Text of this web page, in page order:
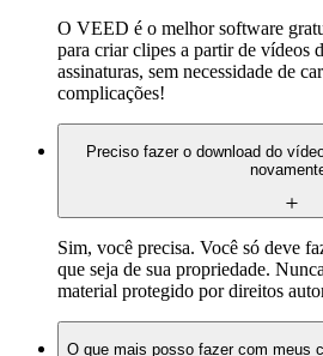
O VEED é o melhor software
para criar clipes a partir de vídeos
assinaturas, sem necessidade de
complicações! ‍
Preciso fazer o download do
Sim, você precisa. Você só deve
que seja de sua propriedade.
material protegido por direitos
O que mais posso fazer com meus